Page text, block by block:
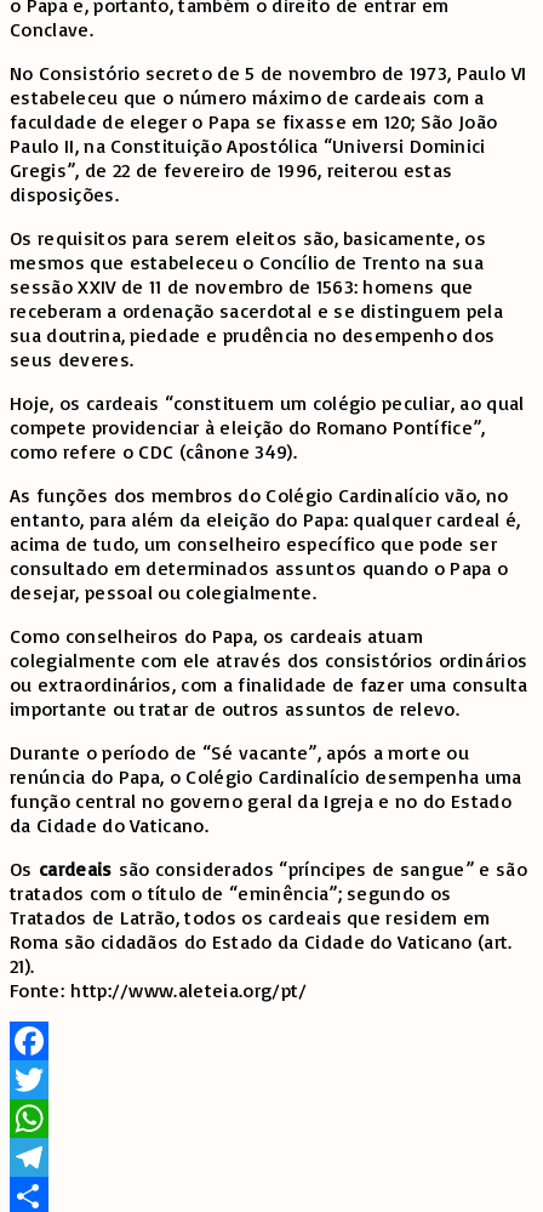
Conclave.
No Consistório secreto de 5 de novembro de 1973, Paulo VI
estabeleceu que o número máximo de cardeais com a
faculdade de eleger o Papa se fixasse em 120; São João
Paulo II, na Constituição Apostólica “Universi Dominici
Gregis”, de 22 de fevereiro de 1996, reiterou estas
disposições.
Os requisitos para serem eleitos são, basicamente, os
mesmos que estabeleceu o Concílio de Trento na sua
sessão XXIV de 11 de novembro de 1563: homens que
receberam a ordenação sacerdotal e se distinguem pela
sua doutrina, piedade e prudência no desempenho dos
seus deveres.
Hoje, os cardeais “constituem um colégio peculiar, ao qual
compete providenciar à eleição do Romano Pontífice”,
como refere o CDC (cânone 349).
As funções dos membros do Colégio Cardinalício vão, no
entanto, para além da eleição do Papa: qualquer cardeal é,
acima de tudo, um conselheiro específico que pode ser
consultado em determinados assuntos quando o Papa o
desejar, pessoal ou colegialmente.
Como conselheiros do Papa, os cardeais atuam
colegialmente com ele através dos consistórios ordinários
ou extraordinários, com a finalidade de fazer uma consulta
importante ou tratar de outros assuntos de relevo.
Durante o período de “Sé vacante”, após a morte ou
renúncia do Papa, o Colégio Cardinalício desempenha uma
função central no governo geral da Igreja e no do Estado
da Cidade do Vaticano.
Os cardeais são considerados “príncipes de sangue” e são
tratados com o título de “eminência”; segundo os
Tratados de Latrão, todos os cardeais que residem em
Roma são cidadãos do Estado da Cidade do Vaticano (art.
21).
Fonte: http://www.aleteia.org/pt/
Facebook
Twitter
WhatsApp
Telegram